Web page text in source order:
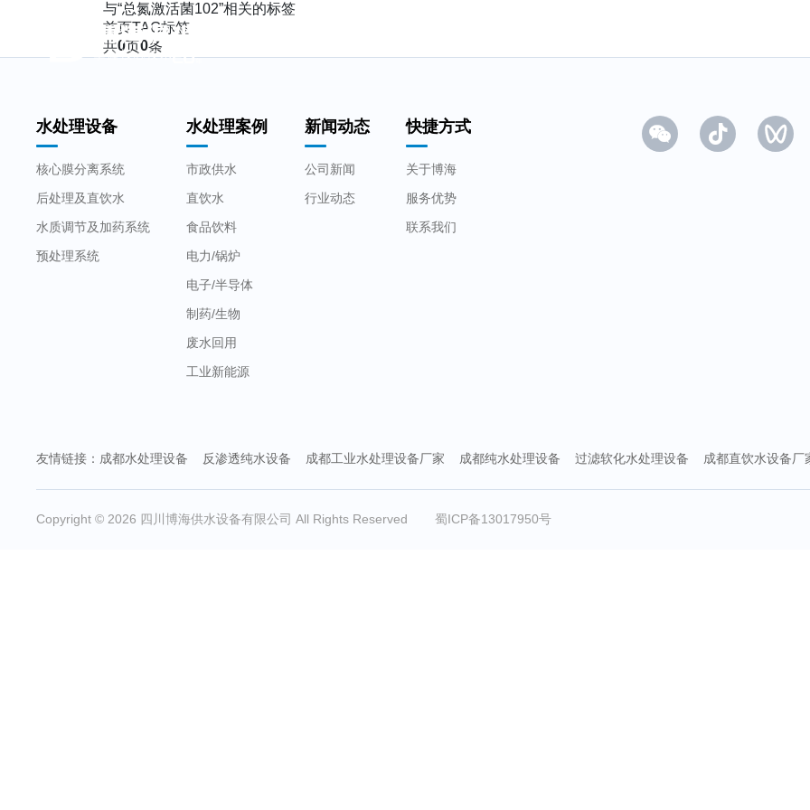
与“总氮激活菌102”相关的标签
首页TAG标签
共0页0条
水处理设备
核心膜分离系统
后处理及直饮水
水质调节及加药系统
预处理系统
水处理案例
市政供水
直饮水
食品饮料
电力/锅炉
电子/半导体
制药/生物
废水回用
工业新能源
新闻动态
公司新闻
行业动态
快捷方式
关于博海
服务优势
联系我们
友情链接： 成都水处理设备 反渗透纯水设备 成都工业水处理设备厂家 成都纯水处理设备 过滤软化水处理设备 成都直饮水设备厂
Copyright © 2026 四川博海供水设备有限公司 All Rights Reserved 蜀ICP备13017950号